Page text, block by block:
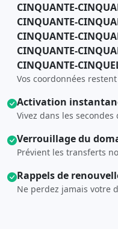
CINQUANTE-
CINQUANTE-
CINQUANTE-
CINQUANTE-
CINQUANTE-
Vos coordonnées
Activation
Vivez dans les
Verrouillage du
Prévient les transferts
Rappels de
Ne perdez jamais votre